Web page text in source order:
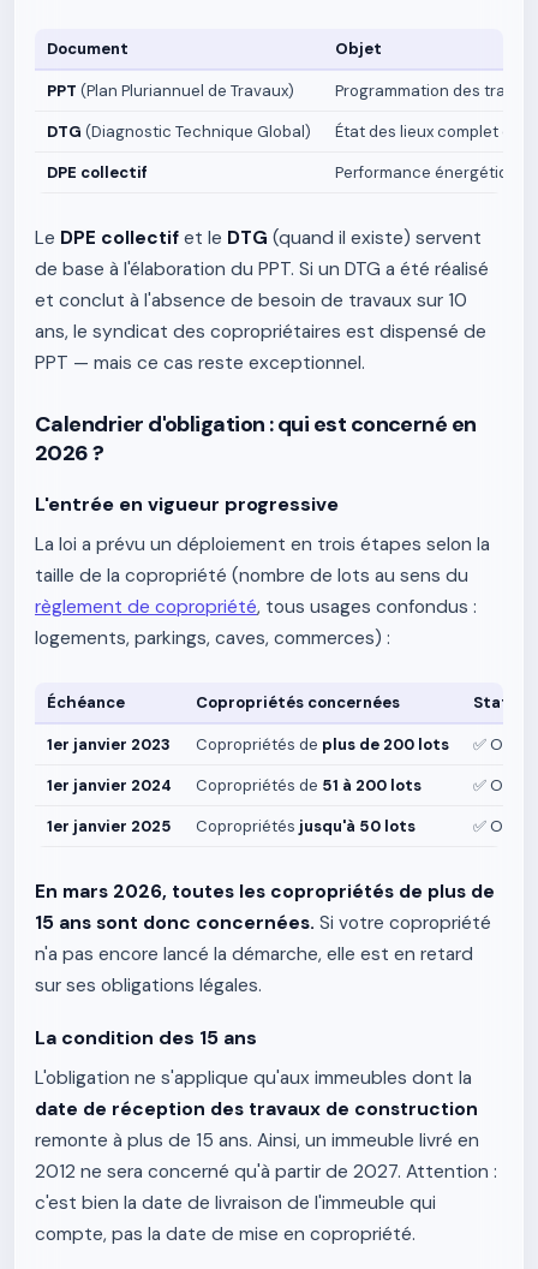
Document Objet
PPT (Plan Pluriannuel de Travaux)
Programmation des
DTG (Diagnostic Technique Global)
État des lieux complet du
DPE collectif
Performance énergétique
Le DPE collectif et le DTG (quand il existe) servent
de base à l'élaboration du PPT. Si un DTG a été réalisé
et conclut à l'absence de besoin de travaux sur 10
ans, le syndicat des copropriétaires est dispensé de
PPT — mais ce cas reste exceptionnel.
Calendrier d'obligation : qui est concerné en
2026 ?
L'entrée en vigueur progressive
La loi a prévu un déploiement en trois étapes selon la
taille de la copropriété (nombre de lots au sens du
règlement de copropriété, tous usages confondus :
logements, parkings, caves, commerces) :
Échéance Copropriétés concernées Statut
1er janvier 2023 Copropriétés de plus de 200 lots
✅
1er janvier 2024
Copropriétés de 51 à 200 lots
✅
1er janvier 2025
Copropriétés jusqu'à 50 lots ✅
En mars 2026, toutes les copropriétés de plus de
15 ans sont donc concernées. Si votre copropriété
n'a pas encore lancé la démarche, elle est en retard
sur ses obligations légales.
La condition des 15 ans
L'obligation ne s'applique qu'aux immeubles dont la
date de réception des travaux de construction
remonte à plus de 15 ans. Ainsi, un immeuble livré en
2012 ne sera concerné qu'à partir de 2027. Attention :
c'est bien la date de livraison de l'immeuble qui
compte, pas la date de mise en copropriété.